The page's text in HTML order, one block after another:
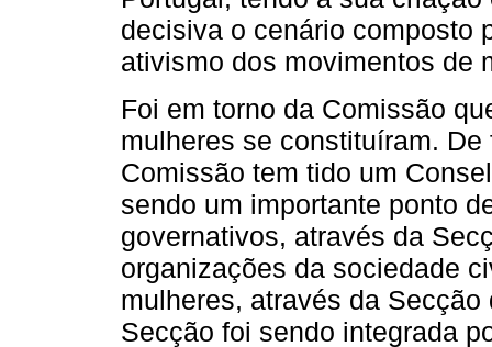
decisiva o cenário composto
ativismo dos movimentos de
Foi em torno da Comissão
mulheres se constituíram.
Comissão tem tido um
sendo um importante ponto
governativos, através da
organizações da sociedade
mulheres, através da
Secção foi sendo integrada